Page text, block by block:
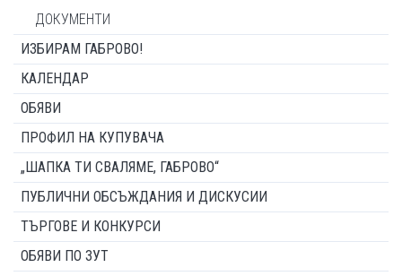
ДОКУМЕНТИ
ИЗБИРАМ ГАБРОВО!
КАЛЕНДАР
ОБЯВИ
ПРОФИЛ НА КУПУВАЧА
„ШАПКА ТИ СВАЛЯМЕ, ГАБРОВО“
ПУБЛИЧНИ ОБСЪЖДАНИЯ И ДИСКУСИИ
ТЪРГОВЕ И КОНКУРСИ
ОБЯВИ ПО ЗУТ